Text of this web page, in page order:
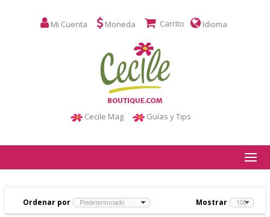
Mi Cuenta Moneda Carrito Idioma
Cecile Mag Guías y Tips
Ordenar por Mostrar